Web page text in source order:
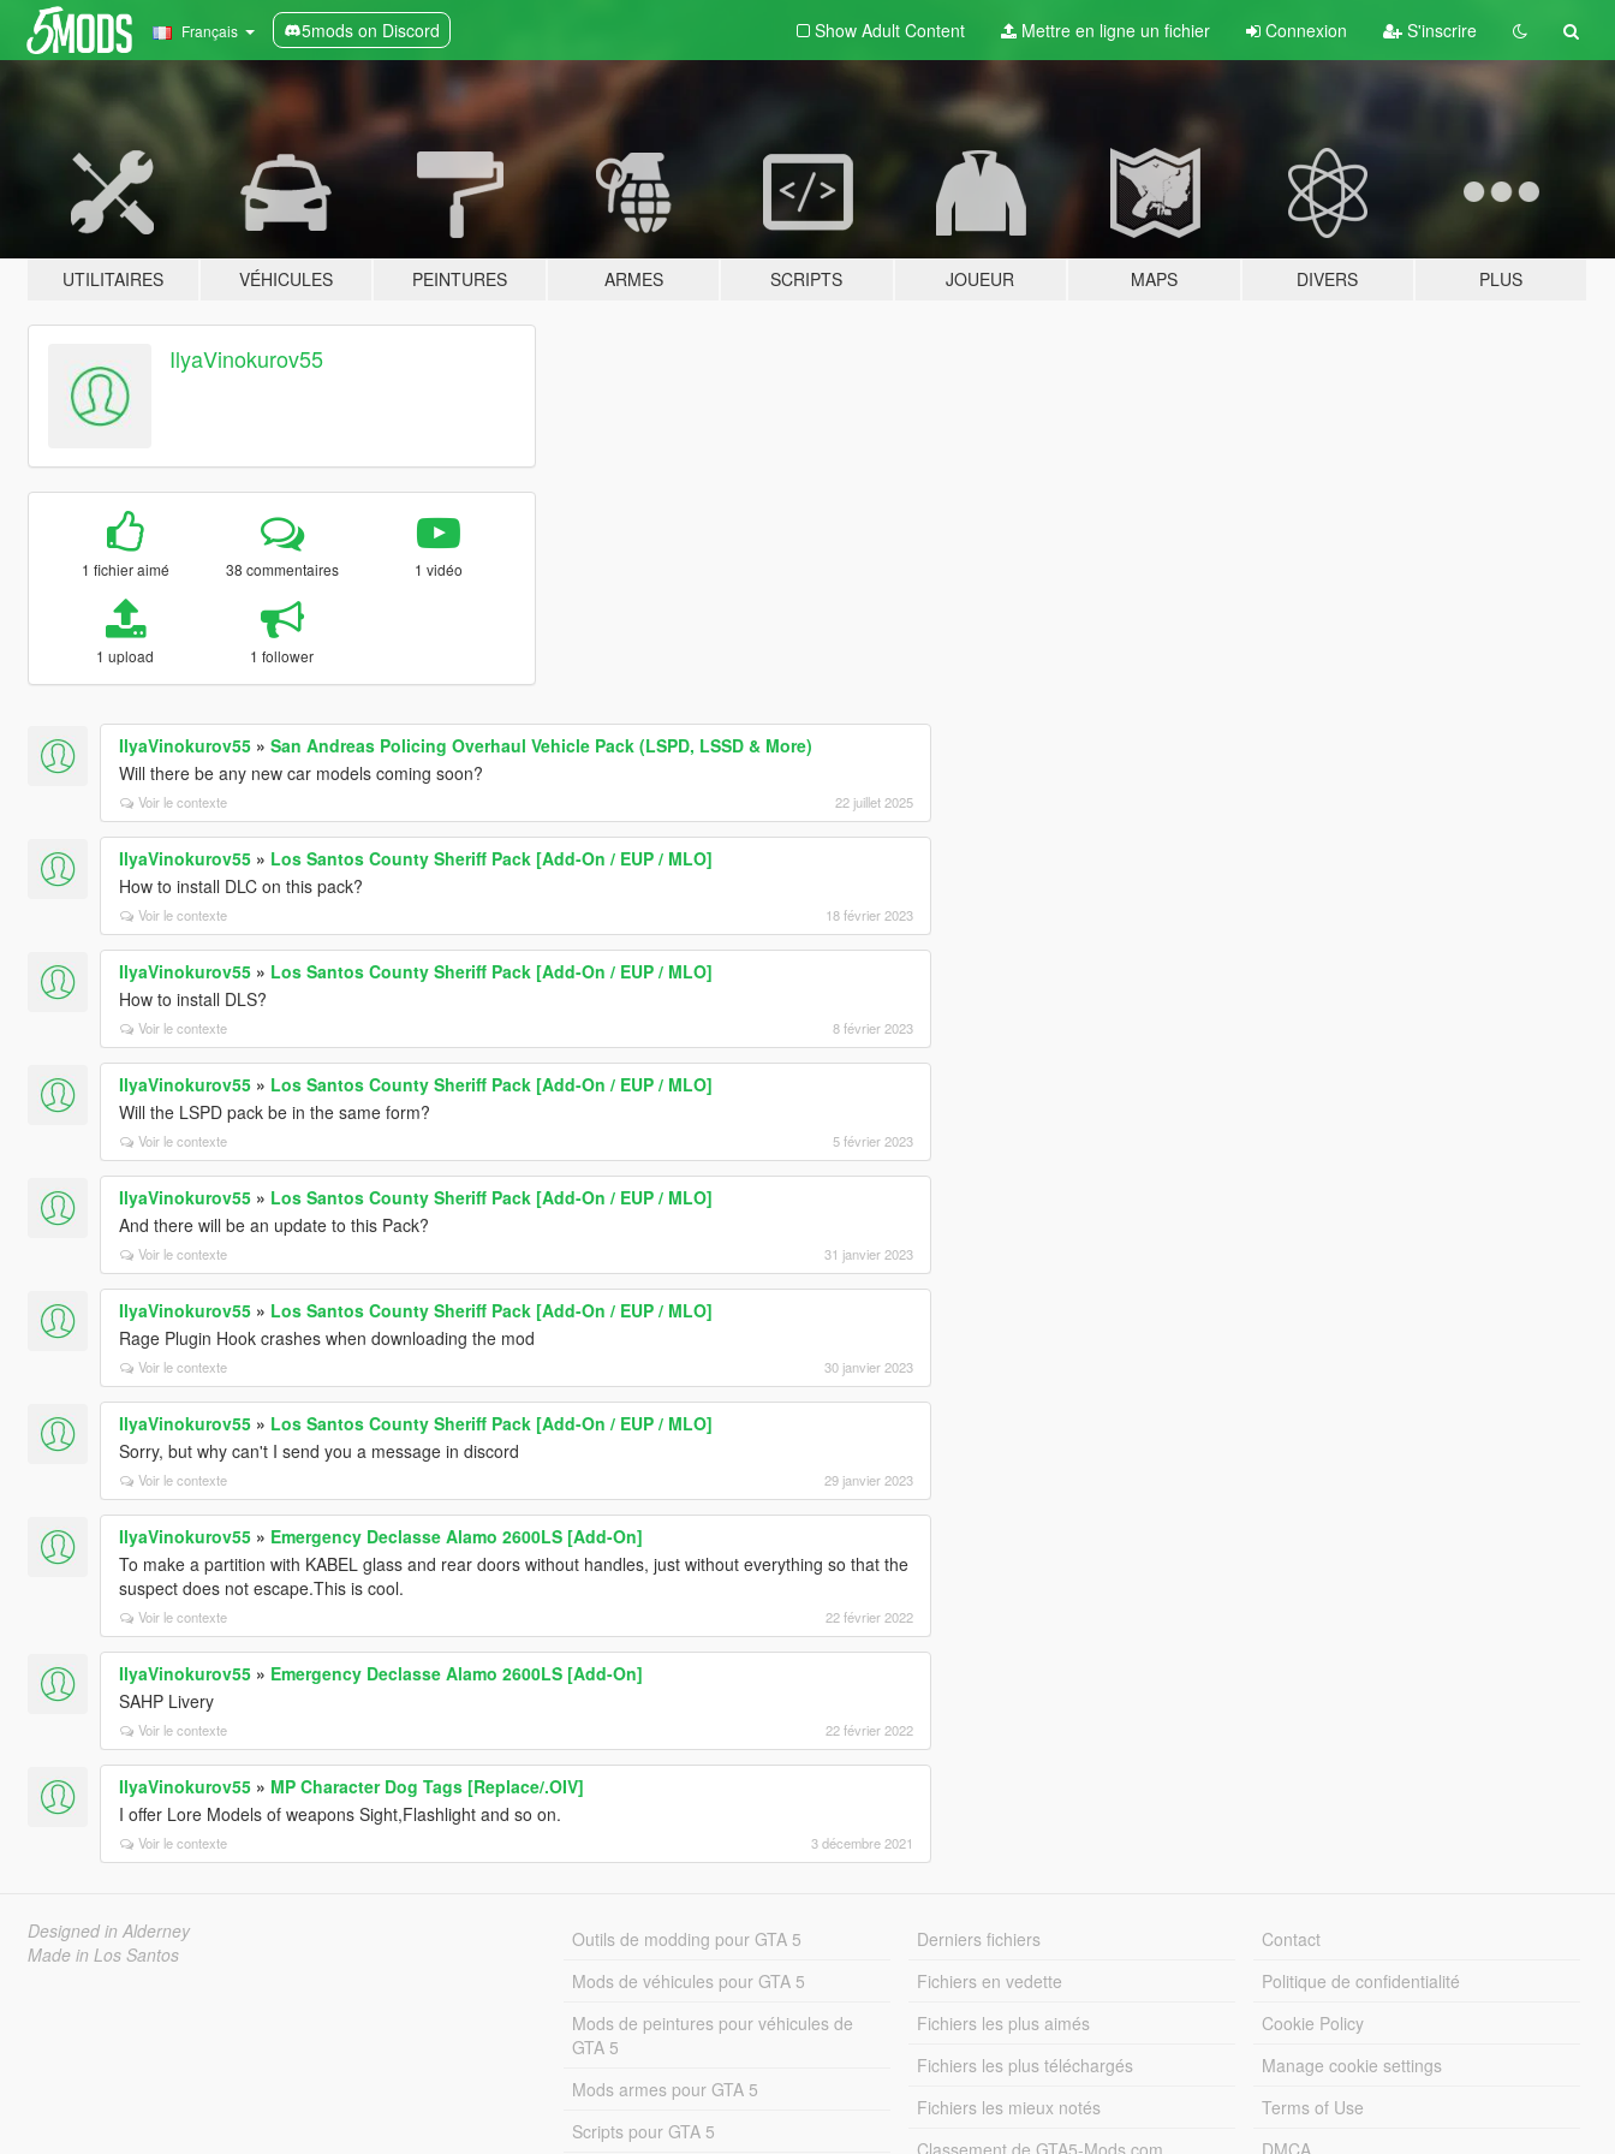
Français 5mods on Discord Show Adult Content Mettre en ligne un fichier Connexion S'inscrire
UTILITAIRES VÉHICULES PEINTURES ARMES SCRIPTS JOUEUR MAPS DIVERS PLUS
IlyaVinokurov55
1 fichier aimé 38 commentaires 1 vidéo
1 upload 1 follower
IlyaVinokurov55» San Andreas Policing Overhaul Vehicle Pack (LSPD, LSSD & More)
Will there be any new car models coming soon?
Voir le contexte 22 juillet 2025
IlyaVinokurov55» Los Santos County Sheriff Pack [Add-On / EUP / MLO]
How to install DLC on this pack?
Voir le contexte 18 février 2023
IlyaVinokurov55» Los Santos County Sheriff Pack [Add-On / EUP / MLO]
How to install DLS?
Voir le contexte 8 février 2023
IlyaVinokurov55» Los Santos County Sheriff Pack [Add-On / EUP / MLO]
Will the LSPD pack be in the same form?
Voir le contexte 5 février 2023
IlyaVinokurov55» Los Santos County Sheriff Pack [Add-On / EUP / MLO]
And there will be an update to this Pack?
Voir le contexte 31 janvier 2023
IlyaVinokurov55» Los Santos County Sheriff Pack [Add-On / EUP / MLO]
Rage Plugin Hook crashes when downloading the mod
Voir le contexte 30 janvier 2023
IlyaVinokurov55» Los Santos County Sheriff Pack [Add-On / EUP / MLO]
Sorry, but why can't I send you a message in discord
Voir le contexte 29 janvier 2023
IlyaVinokurov55» Emergency Declasse Alamo 2600LS [Add-On]
To make a partition with KABEL glass and rear doors without handles, just without everything so that the
suspect does not escape.This is cool.
Voir le contexte 22 février 2022
IlyaVinokurov55» Emergency Declasse Alamo 2600LS [Add-On]
SAHP Livery
Voir le contexte 22 février 2022
IlyaVinokurov55» MP Character Dog Tags [Replace/.OIV]
I offer Lore Models of weapons Sight,Flashlight and so on.
Voir le contexte 3 décembre 2021
Designed in Alderney
Made in Los Santos
Outils de modding pour GTA 5
Mods de véhicules pour GTA 5
Mods de peintures pour véhicules de
GTA 5
Mods armes pour GTA 5
Scripts pour GTA 5
Derniers fichiers
Fichiers en vedette
Fichiers les plus aimés
Fichiers les plus téléchargés
Fichiers les mieux notés
Classement de GTA5-Mods.com
Contact
Politique de confidentialité
Cookie Policy
Manage cookie settings
Terms of Use
DMCA